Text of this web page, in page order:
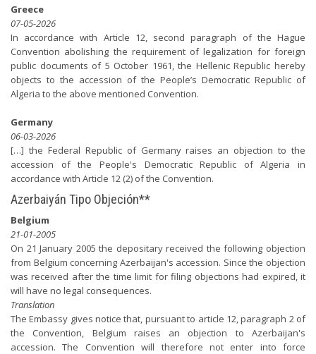
Greece
07-05-2026
In accordance with Article 12, second paragraph of the Hague
Convention abolishing the requirement of legalization for foreign
public documents of 5 October 1961, the Hellenic Republic hereby
objects to the accession of the People’s Democratic Republic of
Algeria to the above mentioned Convention.
Germany
06-03-2026
[…] the Federal Republic of Germany raises an objection to the
accession of the People's Democratic Republic of Algeria in
accordance with Article 12 (2) of the Convention.
Azerbaiyán Tipo Objeción**
Belgium
21-01-2005
On 21 January 2005 the depositary received the following objection
from Belgium concerning Azerbaijan's accession. Since the objection
was received after the time limit for filing objections had expired, it
will have no legal consequences.
Translation
The Embassy gives notice that, pursuant to article 12, paragraph 2 of
the Convention, Belgium raises an objection to Azerbaijan's
accession. The Convention will therefore not enter into force